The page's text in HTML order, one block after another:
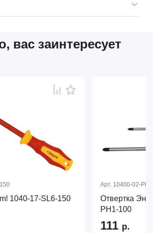
вас заинтересует
1040-17-SL6-150
Арт. 10400-02-
Отвертка
PH1-100
111 р.